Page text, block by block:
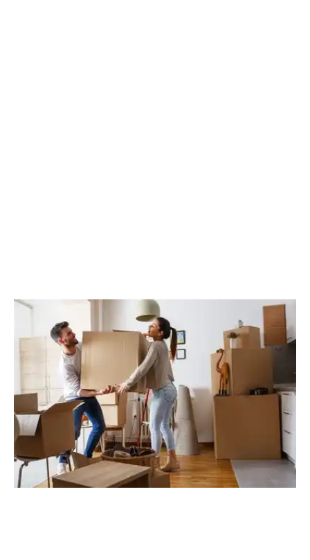
Service Déménagement Aide déménageur
Déménagement
Service Aide demenageur